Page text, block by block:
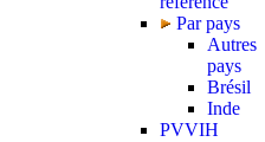
Par pays
Autres
pays
Brésil
Inde
PVVIH